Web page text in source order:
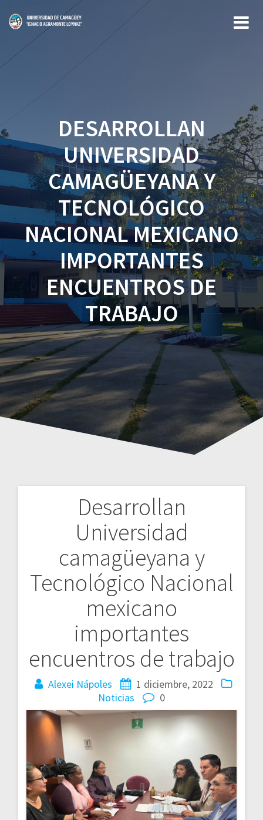
al
DESARROLLAN
UNIVERSIDAD
CAMAGÜEYANA Y
TECNOLÓGICO
NACIONAL MEXICANO
IMPORTANTES
ENCUENTROS DE
TRABAJO
Desarrollan
Universidad
camagüeyana y
Tecnológico Nacional
mexicano
importantes
encuentros de trabajo
Alexei Nápoles
1 diciembre, 2022
Noticias
0
Navegación
entradas